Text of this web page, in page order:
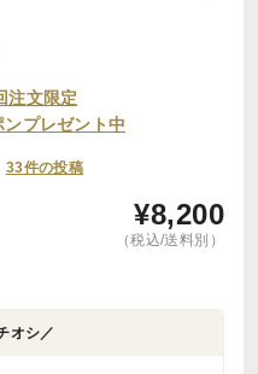
注文限定
プレゼント中
33件の投稿
¥8,200
（税込/送料別）
オシ／